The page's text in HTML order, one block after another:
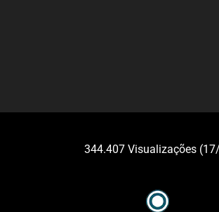
344.407 Visualizações